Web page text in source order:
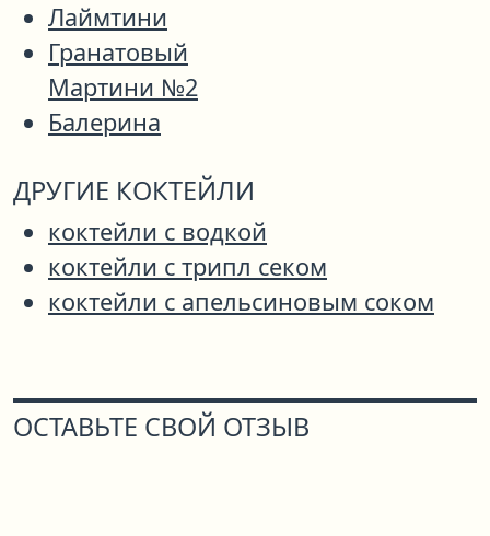
Лаймтини
Гранатовый
Мартини №2
Балерина
ДРУГИЕ КОКТЕЙЛИ
коктейли с водкой
коктейли с трипл секом
коктейли с апельсиновым соком
ОСТАВЬТЕ СВОЙ ОТЗЫВ